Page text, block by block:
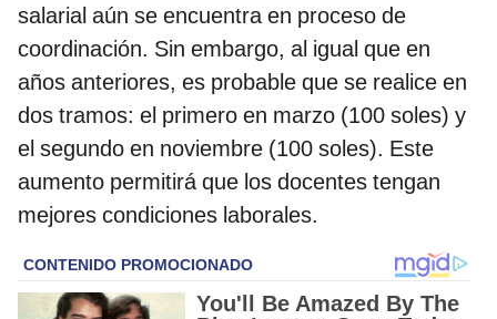
salarial aún se encuentra en proceso de
coordinación. Sin embargo, al igual que en
años anteriores, es probable que se realice en
dos tramos: el primero en marzo (100 soles) y
el segundo en noviembre (100 soles). Este
aumento permitirá que los docentes tengan
mejores condiciones laborales.